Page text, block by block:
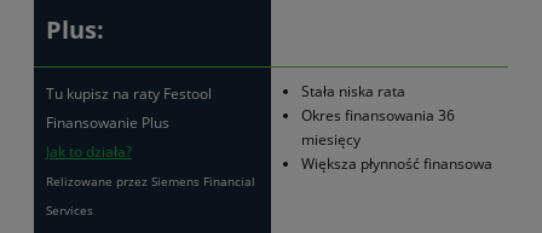
Plus:
Tu kupisz na raty Festool
Finansowanie Plus
Jak to działa?
Relizowane przez Siemens Financial
Services
Stała niska rata
Okres finansowania 36
miesięcy
Większa płynność finansowa